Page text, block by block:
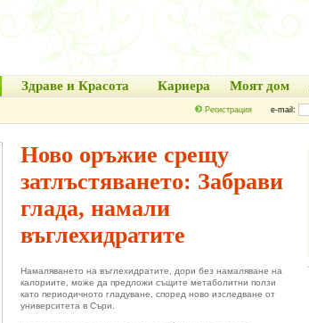
Здраве и Красота Кариера Моят дом
Регистрация e-mail:
Ново оръжие срещу
затлъстяването: Забрави
глада, намали
въглехидратите
Намаляването на въглехидратите, дори без намаляване на
калориите, може да предложи същите метаболитни ползи
като периодичното гладуване, според ново изследване от
университета в Съри.